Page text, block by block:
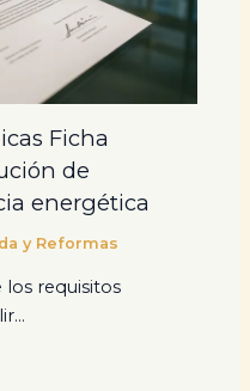
Ficha
de
energética
y Reformas
los requisitos